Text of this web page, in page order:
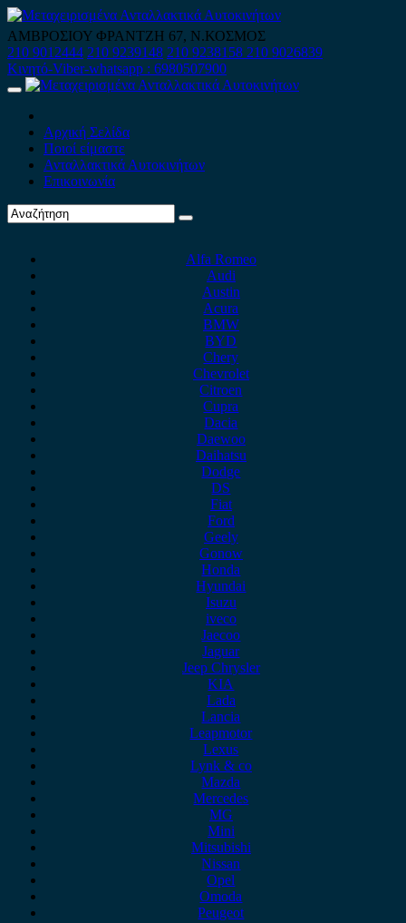
Skip
to
content
ΑΜΒΡΟΣΙΟΥ ΦΡΑΝΤΖΗ 67, Ν.ΚΟΣΜΟΣ
210 9012444 210 9239148 210 9238158 210 9026839
Κινητό-Viber-whatsapp : 6980507900
Primary
Αρχική Σελίδα
Ποιοί είμαστε
Ανταλλακτικά Αυτοκινήτων
Επικοινωνία
Alfa Romeo
Audi
Austin
Acura
BMW
BYD
Chery
Chevrolet
Citroen
Cupra
Dacia
Daewoo
Daihatsu
Dodge
DS
Fiat
Ford
Geely
Gonow
Honda
Hyundai
Isuzu
iveco
Jaecoo
Jaguar
Jeep Chrysler
KIA
Lada
Lancia
Leapmotor
Lexus
Lynk & co
Mazda
Mercedes
MG
Mini
Mitsubishi
Nissan
Opel
Omoda
Peugeot